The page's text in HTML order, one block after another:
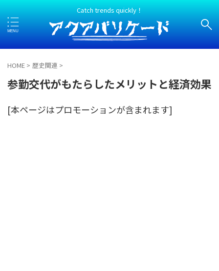
Catch trends quickly！
HOME > 歴史関連 >
参勤交代がもたらしたメリットと経済効果
[本ページはプロモーションが含まれます]